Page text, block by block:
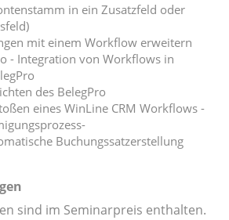
in ein Zusatzfeld oder
mit einem Workflow erweitern
- Integration von Workflows in
des BelegPro
eines WinLine CRM Workflows -
Buchungssatzerstellung
sind im Seminarpreis enthalten.